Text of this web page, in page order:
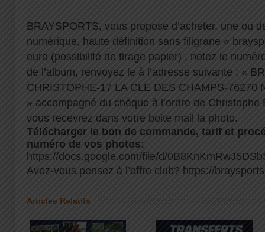
BRAYSPORTS, vous propose d’acheter, une ou
numérique, haute définition sans filigrane «
euro (possibilité de tirage papier) , notez le
de l’album, renvoyez le à l’adresse suivante : «
CHRISTOPHE-17 LA CLE DES CHAMPS-76270
» accompagné du chèque à l’ordre de
vous recevrez dans votre boite mail la photo.
Télécharger le bon de commande, tarif et
numéro de vos photos:
https://docs.google.com/file/d/
Avez-vous pensez à l’offre club? https://
Articles Relatifs